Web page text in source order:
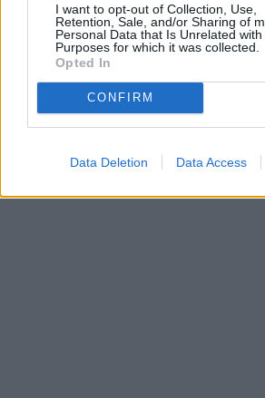
I want to opt-out of Collection, Use,
Retention, Sale, and/or Sharing of
Personal Data that Is Unrelated
Purposes for which it was collected.
Opted In
CONFIRM
Data Deletion Data Access